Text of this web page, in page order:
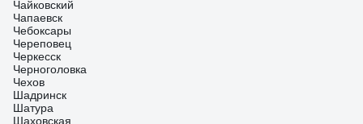
Чайковский
Чапаевск
Чебоксары
Череповец
Черкесск
Черноголовка
Чехов
Шадринск
Шатура
Шаховская